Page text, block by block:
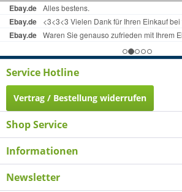
Service Hotline
Vertrag / Bestellung widerrufen
Shop Service
Informationen
Newsletter